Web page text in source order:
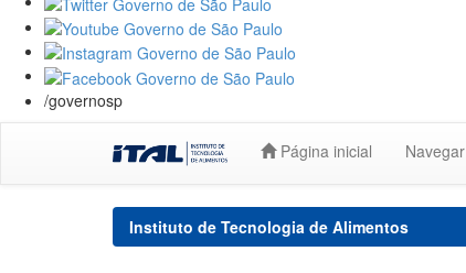
/governosp
Página inicial Navegar
Instituto de Tecnologia de Alimentos